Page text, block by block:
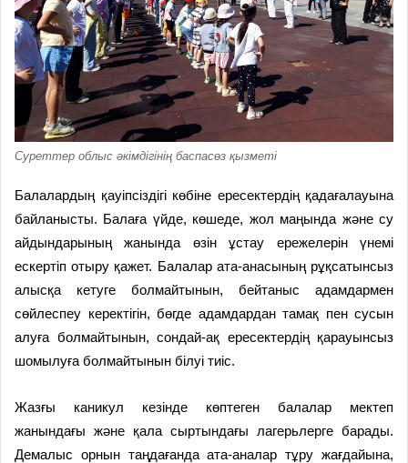
Суреттер облыс әкімдігінің баспасөз қызметі
Балалардың қауіпсіздігі көбіне ересектердің қадағалауына
байланысты. Балаға үйде, көшеде, жол маңында және су
айдындарының жанында өзін ұстау ережелерін үнемі
ескертіп отыру қажет. Балалар ата-анасының рұқсатынсыз
алысқа кетуге болмайтынын, бейтаныс адамдармен
сөйлеспеу керектігін, бөгде адамдардан тамақ пен сусын
алуға болмайтынын, сондай-ақ ересектердің қарауынсыз
шомылуға болмайтынын білуі тиіс.
Жазғы каникул кезінде көптеген балалар мектеп
жанындағы және қала сыртындағы лагерьлерге барады.
Демалыс орнын таңдағанда ата-аналар тұру жағдайына,